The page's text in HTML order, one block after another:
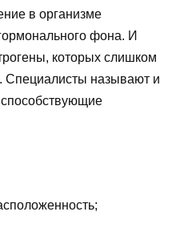
в организме
фона. И
которых слишком
Специалисты называют и